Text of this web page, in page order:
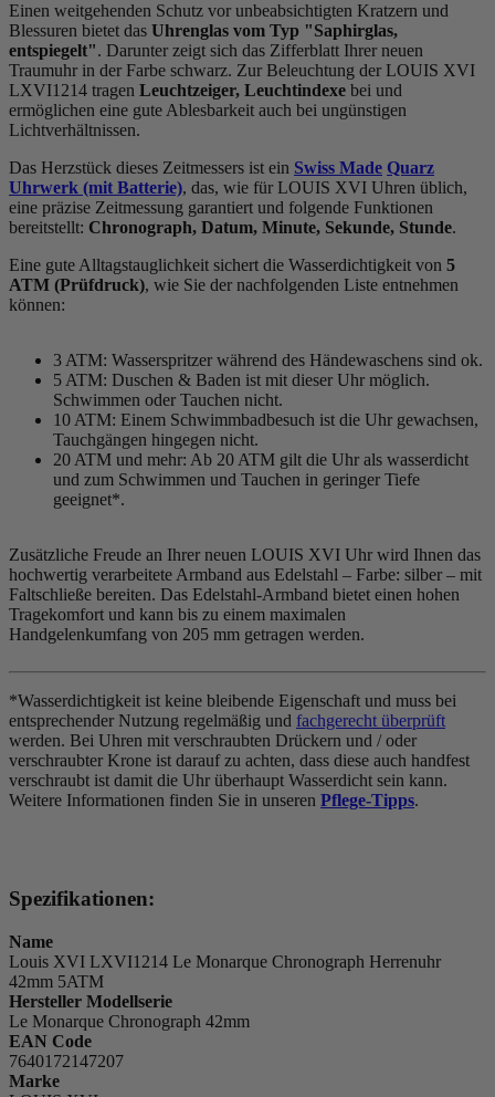
Einen weitgehenden Schutz vor unbeabsichtigten Kratzern und
Blessuren bietet das Uhrenglas vom Typ "Saphirglas,
entspiegelt". Darunter zeigt sich das Zifferblatt Ihrer neuen
Traumuhr in der Farbe schwarz. Zur Beleuchtung der LOUIS XVI
LXVI1214 tragen Leuchtzeiger, Leuchtindexe bei und
ermöglichen eine gute Ablesbarkeit auch bei ungünstigen
Lichtverhältnissen.
Das Herzstück dieses Zeitmessers ist ein Swiss Made Quarz
Uhrwerk (mit Batterie), das, wie für LOUIS XVI Uhren üblich,
eine präzise Zeitmessung garantiert und folgende Funktionen
bereitstellt: Chronograph, Datum, Minute, Sekunde, Stunde.
Eine gute Alltagstauglichkeit sichert die Wasserdichtigkeit von 5
ATM (Prüfdruck), wie Sie der nachfolgenden Liste entnehmen
können:
3 ATM: Wasserspritzer während des Händewaschens sind ok.
5 ATM: Duschen & Baden ist mit dieser Uhr möglich.
Schwimmen oder Tauchen nicht.
10 ATM: Einem Schwimmbadbesuch ist die Uhr gewachsen,
Tauchgängen hingegen nicht.
20 ATM und mehr: Ab 20 ATM gilt die Uhr als wasserdicht
und zum Schwimmen und Tauchen in geringer Tiefe
geeignet*.
Zusätzliche Freude an Ihrer neuen LOUIS XVI Uhr wird Ihnen das
hochwertig verarbeitete Armband aus Edelstahl – Farbe: silber – mit
Faltschließe bereiten. Das Edelstahl-Armband bietet einen hohen
Tragekomfort und kann bis zu einem maximalen
Handgelenkumfang von 205 mm getragen werden.
*Wasserdichtigkeit ist keine bleibende Eigenschaft und muss bei
entsprechender Nutzung regelmäßig und fachgerecht überprüft
werden. Bei Uhren mit verschraubten Drückern und / oder
verschraubter Krone ist darauf zu achten, dass diese auch handfest
verschraubt ist damit die Uhr überhaupt Wasserdicht sein kann.
Weitere Informationen finden Sie in unseren Pflege-Tipps.
Spezifikationen:
Name
Louis XVI LXVI1214 Le Monarque Chronograph Herrenuhr
42mm 5ATM
Hersteller Modellserie
Le Monarque Chronograph 42mm
EAN Code
7640172147207
Marke